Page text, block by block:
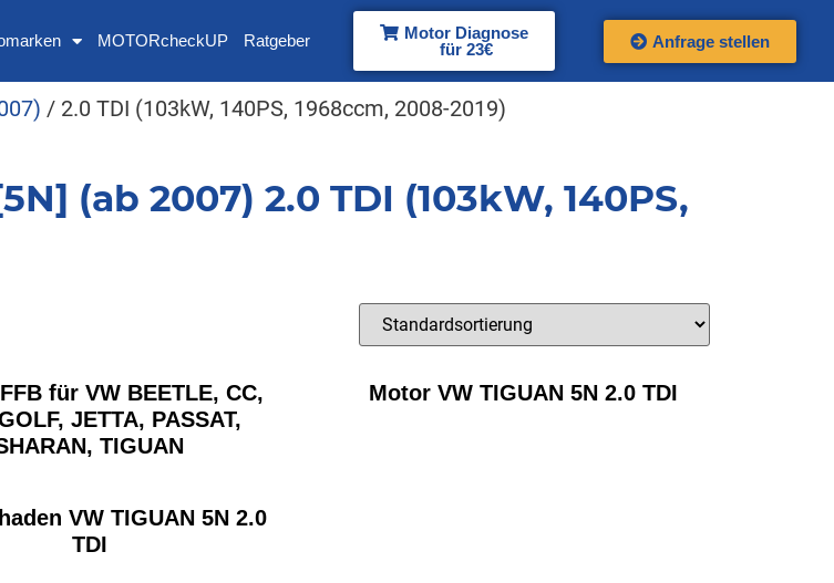
MOTORcheckUP Ratgeber
Motor Diagnose
für 23€
Anfrage stellen
/ 2.0 TDI (103kW, 140PS, 1968ccm, 2008-2019)
(ab 2007) 2.0 TDI (103kW, 140PS,
für VW BEETLE, CC,
JETTA, PASSAT,
TIGUAN
Motor VW TIGUAN 5N 2.0 TDI
VW TIGUAN 5N 2.0
TDI